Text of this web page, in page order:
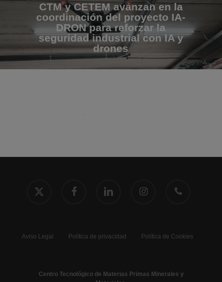
CTM y CETEM avanzan en la
coordinación del proyecto IA-
DRON para reforzar la
seguridad industrial con IA y
drones
twitter
Aviso Legal Política de privacidad Política de Cookies
Centro Tecnológico de Materias Primas Minerales y